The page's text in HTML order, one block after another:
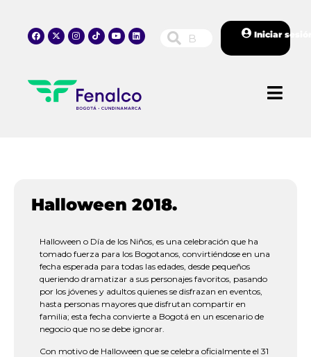
Iniciar
Halloween 2018.
Halloween o Día de los Niños, es una celebración que ha
tomado fuerza para los Bogotanos, convirtiéndose en una
fecha esperada para todas las edades, desde pequeños
queriendo dramatizar a sus personajes favoritos, pasando
por los jóvenes y adultos quienes se disfrazan en eventos,
hasta personas mayores que disfrutan compartir en
familia; esta fecha convierte a Bogotá en un escenario de
negocio que no se debe ignorar.
Con motivo de Halloween que se celebra oficialmente el 31